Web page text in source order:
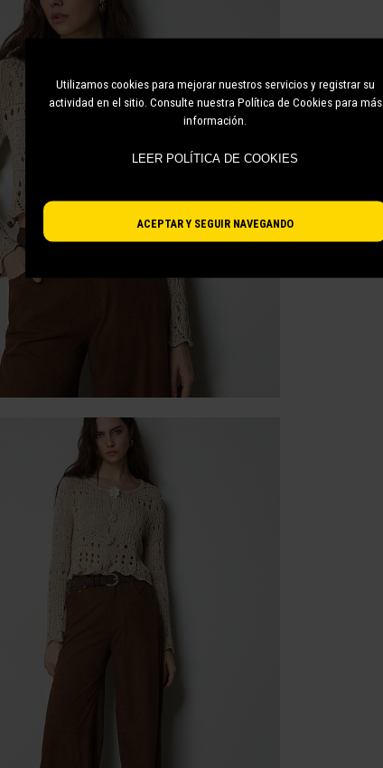
Utilizamos cookies para mejorar nuestros servicios y registrar su
actividad en el sitio. Consulte nuestra Política de Cookies para más
información.
ACEPTAR Y SEGUIR NAVEGANDO
LEER POLÍTICA DE COOKIES